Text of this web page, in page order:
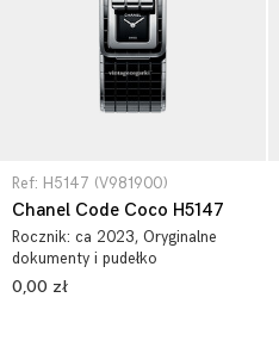
Ref: H5147 (V981900)
Chanel Code Coco H5147
Rocznik: ca 2023, Oryginalne
dokumenty i pudełko
0,00 zł